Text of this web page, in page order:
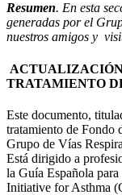
Resumen. En esta
generadas por el
nuestros amigos y
TRATAMIENTO
Este documento,
tratamiento de Fondo
Grupo de Vías
Está dirigido a
la Guía Española
Initiative for Asthma